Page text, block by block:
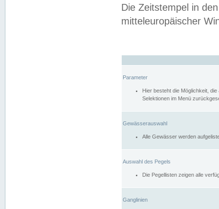
Die Zeitstempel in
mitteleuropäischer
Parameter
Hier besteht die Möglichkeit,
Selektionen im Menü
Gewässerauswahl
Alle Gewässer werden
Auswahl des Pegels
Die Pegellisten zeigen alle
Ganglinien